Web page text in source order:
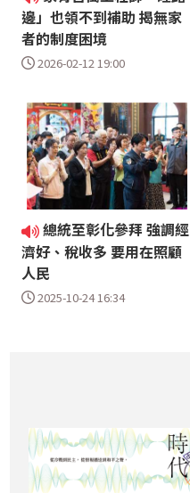
邊」也領不到補助 揭無家
者的制度困境
2026-02-12 19:00
總統至彰化參拜 強調經
濟好、稅收多 要用在照顧
人民
2025-10-24 16:34